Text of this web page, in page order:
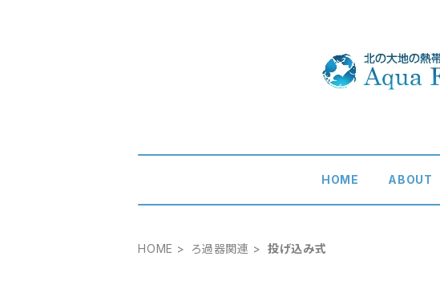
HOME ABOUT
HOME ろ過器関連 投げ込み式